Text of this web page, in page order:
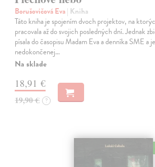
Borušovičová Eva| Kniha
Táto kniha je spojením dvoch projektov, na
pracovala až do svojich posledných dní. Jednak
písala do časopisu Madam Eva a denníka SME a
nedokončenej…
Na sklade
18,91 €
19,90 € ?